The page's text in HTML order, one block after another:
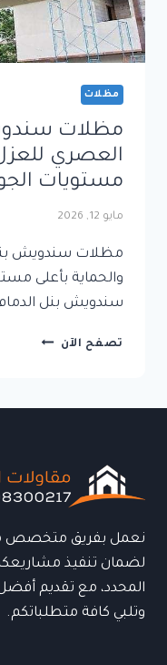
مظلات
مظلات
العصري
مستويات
مايو 12, 2026
مظلات سندويش
والحماية بأعلى
سندويش بنل
تصفح الآن مظلات
والحماية
بأعلى
الجودة
نعمل بفريق متخصص
لضمان تنفيذ
المحدد، مع تقديم
وتلبي كافة متطلباتكم.